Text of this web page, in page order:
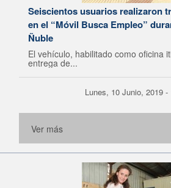
Seiscientos usuarios realizaron
en el “Móvil Busca Empleo”
Ñuble
El vehículo, habilitado como oficina
entrega de...
Lunes, 10 Junio, 2019 -
Ver más